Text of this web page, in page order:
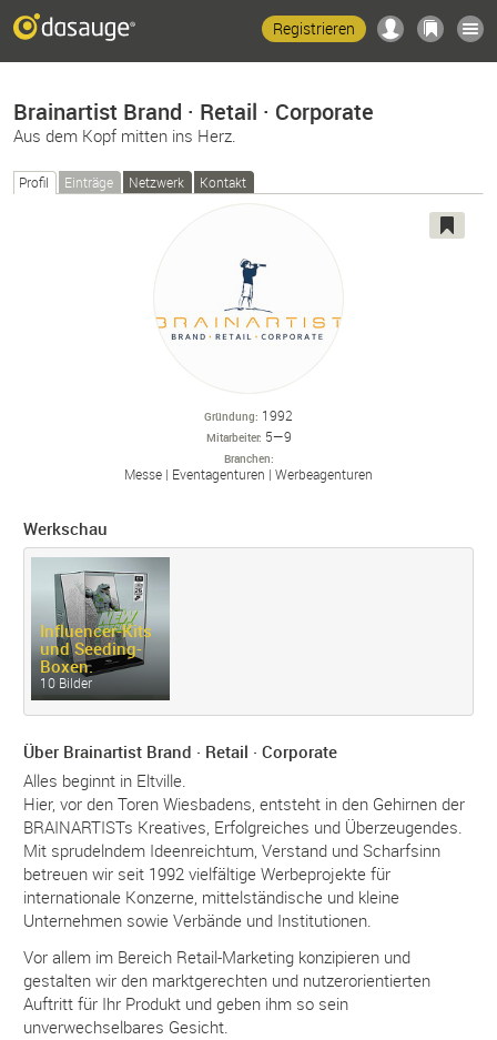
Registrieren
Brainartist Brand · Retail · Corporate
Aus dem Kopf mitten ins Herz.
Profil Einträge Netzwerk Kontakt
Gründung 1992
Mitarbeiter 5—9
Branchen
Messe Eventagenturen Werbeagenturen
Werkschau
Influencer-Kits
und Seeding-
Boxen.
10 Bilder
Über Brainartist Brand · Retail · Corporate
Alles beginnt in Eltville.
Hier, vor den Toren Wiesbadens, entsteht in den Gehirnen der
BRAINARTISTs Kreatives, Erfolgreiches und Überzeugendes.
Mit sprudelndem Ideenreichtum, Verstand und Scharfsinn
betreuen wir seit 1992 vielfältige Werbeprojekte für
internationale Konzerne, mittelständische und kleine
Unternehmen sowie Verbände und Institutionen.
Vor allem im Bereich Retail-Marketing konzipieren und
gestalten wir den marktgerechten und nutzerorientierten
Auftritt für Ihr Produkt und geben ihm so sein
unverwechselbares Gesicht.